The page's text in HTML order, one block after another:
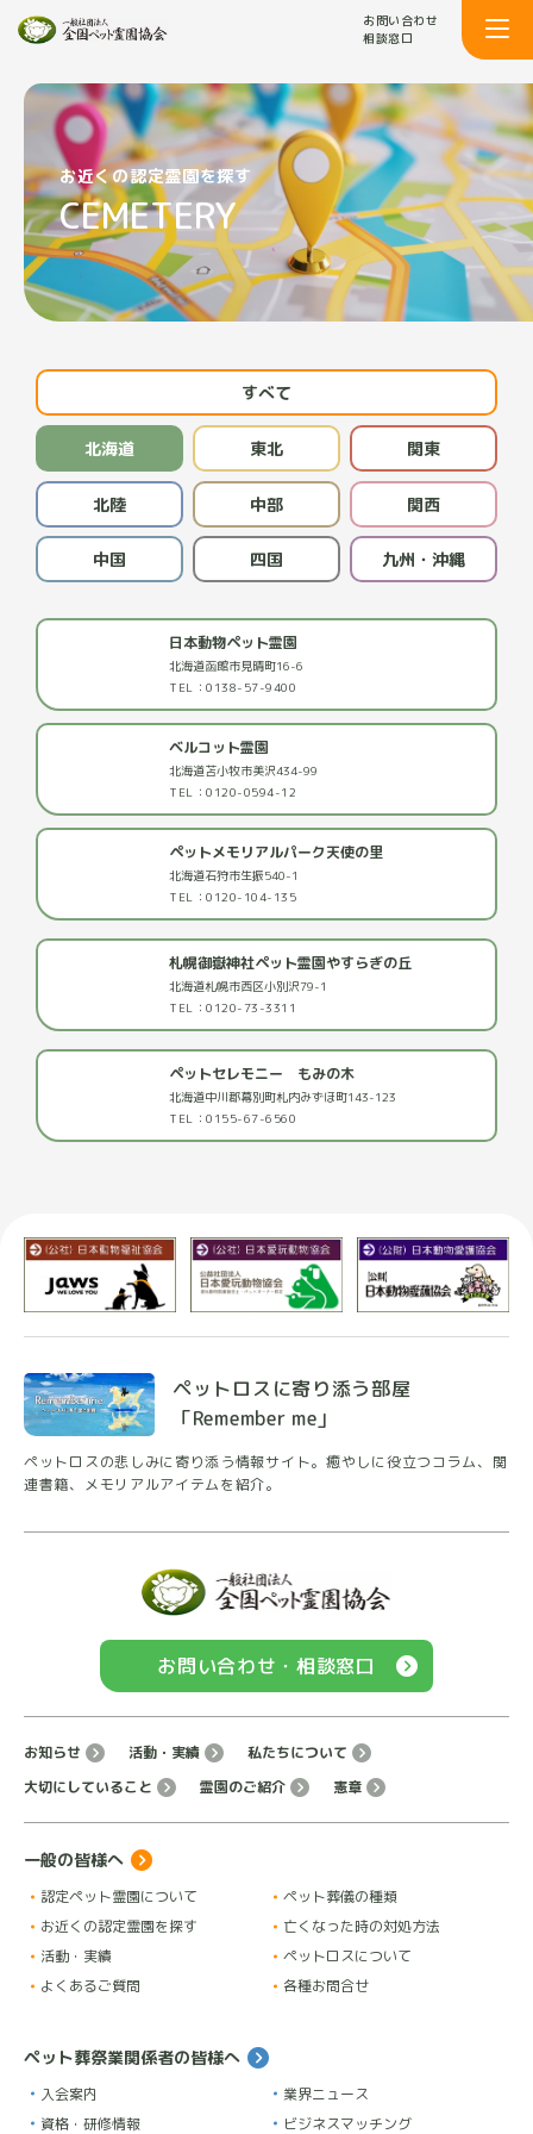
お問い合わせ
相談窓口
お近くの認定霊園を探す
CEMETERY
すべて
北海道 東北 関東
北陸 中部 関西
中国 四国 九州・沖縄
日本動物ペット霊園
北海道函館市見晴町16-6
TEL：0138-57-9400
ベルコット霊園
北海道苫小牧市美沢434-99
TEL：0120-0594-12
ペットメモリアルパーク天使の里
北海道石狩市生振540-1
TEL：0120-104-135
札幌御嶽神社ペット霊園やすらぎの丘
北海道札幌市西区小別沢79-1
TEL：0120-73-3311
ペットセレモニー もみの木
北海道中川郡幕別町札内みずほ町143-123
TEL：0155-67-6560
ペットロスに寄り添う部屋
「Remember me」
ペットロスの悲しみに寄り添う情報サイト。癒やしに役立つコラム、関
連書籍、メモリアルアイテムを紹介。
お問い合わせ・相談窓口
お知らせ 活動・実績
私たちについて
大切にしていること
霊園のご紹介 憲章
一般の皆様へ
認定ペット霊園について
ペット葬儀の種類
お近くの認定霊園を探す
亡くなった時の対処方法
活動・実績
ペットロスについて
よくあるご質問
各種お問合せ
ペット葬祭業関係者の皆様へ
入会案内
業界ニュース
資格・研修情報
ビジネスマッチング